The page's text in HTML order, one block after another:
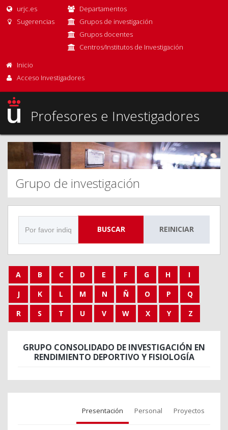
urjc.es
Sugerencias
Departamentos
Grupos de investigación
Grupos docentes
Centros/Institutos de Investigación
Inicio
Acceso Investigadores
Profesores e Investigadores
Grupo de investigación
BUSCAR REINICIAR
A B C D E F G H
I
J
K L M N Ñ O P
Q
R
S T U V W X Y Z
GRUPO CONSOLIDADO DE INVESTIGACIÓN EN
RENDIMIENTO DEPORTIVO Y FISIOLOGÍA
Presentación Personal Proyectos